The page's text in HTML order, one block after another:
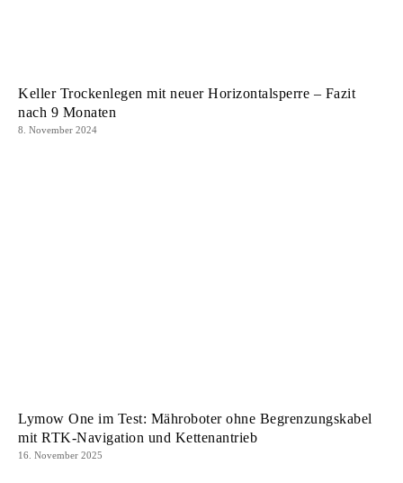
Keller Trockenlegen mit neuer Horizontalsperre – Fazit
nach 9 Monaten
8. November 2024
Lymow One im Test: Mähroboter ohne Begrenzungskabel
mit RTK-Navigation und Kettenantrieb
16. November 2025